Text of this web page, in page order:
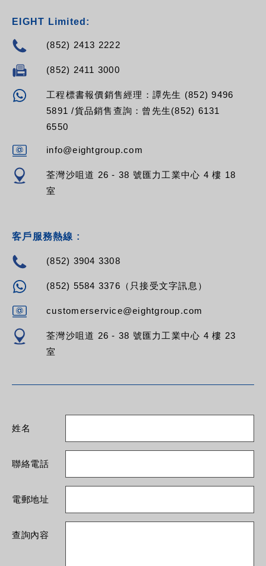
EIGHT Limited:
(852) 2413 2222
(852) 2411 3000
工程標書報價銷售經理：譚先生 (852) 9496
5891 /貨品銷售查詢：曾先生(852) 6131
6550
info@eightgroup.com
荃灣沙咀道 26 - 38 號匯力工業中心 4 樓 18
室
客戶服務熱線 :
(852) 3904 3308
(852) 5584 3376（只接受文字訊息）
customerservice@eightgroup.com
荃灣沙咀道 26 - 38 號匯力工業中心 4 樓 23
室
姓名
聯絡電話
電郵地址
查詢內容